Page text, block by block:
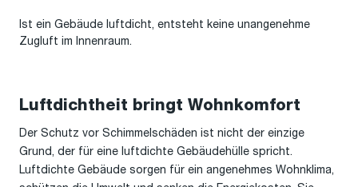
Ist ein Gebäude luftdicht, entsteht keine unangenehme
Zugluft im Innenraum.
Luftdichtheit bringt Wohnkomfort
Der Schutz vor Schimmelschäden ist nicht der einzige
Grund, der für eine luftdichte Gebäudehülle spricht.
Luftdichte Gebäude sorgen für ein angenehmes Wohnklima,